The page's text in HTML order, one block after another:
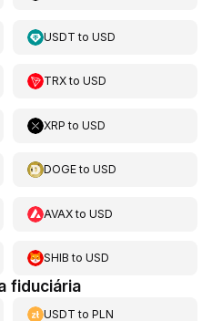
USDT toUSD
TRXtoUSD
XRP toUSD
DOGEtoUSD
AVAXtoUSD
SHIB toUSD
fiduciária
USDT toPLN